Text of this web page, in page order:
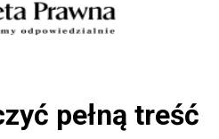
pełną treść